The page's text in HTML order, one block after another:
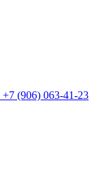
+7 (906) 063-41-23